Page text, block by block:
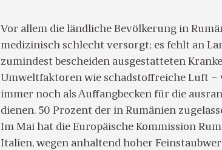
Vor allem die ländliche Bevölkerung in
medizinisch schlecht versorgt; es fehlt an
zumindest bescheiden ausgestatteten
Umweltfaktoren wie schadstoffreiche Luft –
immer noch als Auffangbecken für die
dienen. 50 Prozent der in Rumänien
Im Mai hat die Europäische Kommission
Italien, wegen anhaltend hoher